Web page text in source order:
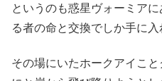
というのも惑星ヴォーミア
る者の命と交換でしか手に入
その場にいたホークアイこ